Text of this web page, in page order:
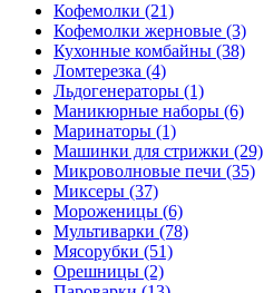
Кофемолки (21)
Кофемолки жерновые (3)
Кухонные комбайны (38)
Ломтерезка (4)
Льдогенераторы (1)
Маникюрные наборы (6)
Маринаторы (1)
Машинки для стрижки (29)
Микроволновые печи (35)
Миксеры (37)
Мороженицы (6)
Мультиварки (78)
Мясорубки (51)
Орешницы (2)